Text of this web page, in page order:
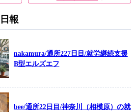
報
nakamura/通所227日目/就労継続支援
B型エルズエフ
bee/通所22日目/神奈川（相模原）の就